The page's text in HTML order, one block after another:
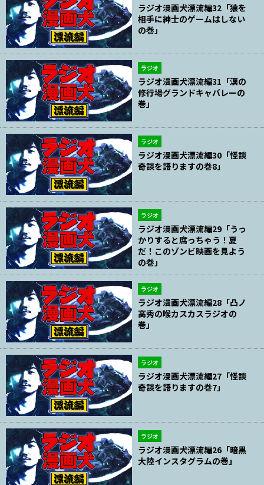
ラジオ漫画犬漂流編32「猿を
相手に紳士のゲームはしない
の巻」
ラジオ
ラジオ漫画犬漂流編31「漢の
修行場グランドキャバレーの
巻」
ラジオ
ラジオ漫画犬漂流編30「怪談
奇談を語りますの巻8」
ラジオ
ラジオ漫画犬漂流編29「うっ
かりすると腐っちゃう！夏
だ！このゾンビ映画を見よう
の巻」
ラジオ
ラジオ漫画犬漂流編28「凸ノ
高秀の喉カスカスラジオの
巻」
ラジオ
ラジオ漫画犬漂流編27「怪談
奇談を語りますの巻7」
ラジオ
ラジオ漫画犬漂流編26「暗黒
大陸インスタグラムの巻」